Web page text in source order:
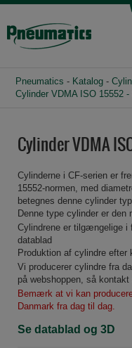
Fittings og slange
Handelsbetingelser
Om os
Kontakt
Login-infocenter
Pneumatics - Katalog -
Cylinder VDMA ISO 15552
Cylinder VDMA
Cylinderne i CF-serien er
15552-normen, med
betegnes denne cylinder
Denne type cylinder er den
Cylindrene er tilgængelige i
datablad
Produktion af cylindre efter
Vi producerer cylindre fra
på webshoppen, så kontakt
Bemærk at vi kan
Danmark fra dag til dag.
Se datablad og 3D